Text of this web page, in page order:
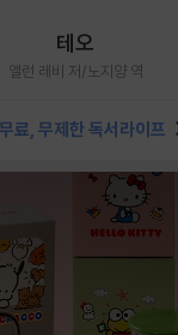
테오
앨런 레비 저/노지양 역
료, 무제한 독서라이프